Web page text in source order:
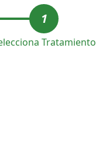
1
Tratamiento